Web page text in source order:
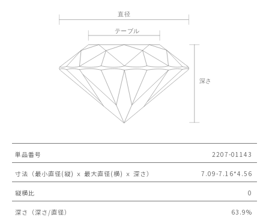
単品番号 2207-01143
寸法（最小直径(縦) ｘ 最大直径(横) ｘ 深さ） 7.09-7.16*4.56
縦横比 0
深さ（深さ/直径） 63.9%